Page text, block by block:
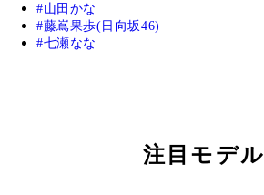
山田かな
藤嶌果歩(日向坂46)
七瀬なな
注目モデル